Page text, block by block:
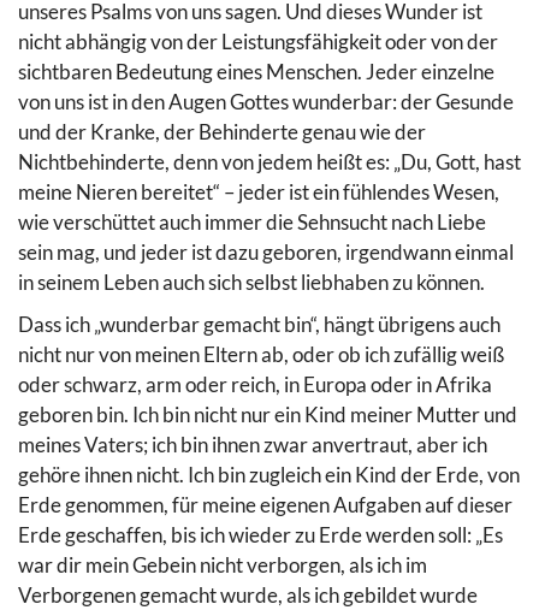
unseres Psalms von uns sagen. Und dieses Wunder ist
nicht abhängig von der Leistungsfähigkeit oder von der
sichtbaren Bedeutung eines Menschen. Jeder einzelne
von uns ist in den Augen Gottes wunderbar: der Gesunde
und der Kranke, der Behinderte genau wie der
Nichtbehinderte, denn von jedem heißt es: „Du, Gott, hast
meine Nieren bereitet“ – jeder ist ein fühlendes Wesen,
wie verschüttet auch immer die Sehnsucht nach Liebe
sein mag, und jeder ist dazu geboren, irgendwann einmal
in seinem Leben auch sich selbst liebhaben zu können.
Dass ich „wunderbar gemacht bin“, hängt übrigens auch
nicht nur von meinen Eltern ab, oder ob ich zufällig weiß
oder schwarz, arm oder reich, in Europa oder in Afrika
geboren bin. Ich bin nicht nur ein Kind meiner Mutter und
meines Vaters; ich bin ihnen zwar anvertraut, aber ich
gehöre ihnen nicht. Ich bin zugleich ein Kind der Erde, von
Erde genommen, für meine eigenen Aufgaben auf dieser
Erde geschaffen, bis ich wieder zu Erde werden soll: „Es
war dir mein Gebein nicht verborgen, als ich im
Verborgenen gemacht wurde, als ich gebildet wurde